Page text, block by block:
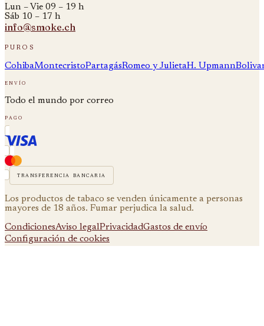
Lun – Vie 09 – 19 h
Sáb 10 – 17 h
info@smoke.ch
puros
CohibaMontecristoPartagásRomeo y JulietaH. Upmann
envío
Todo el mundo por correo
pago
transferencia bancaria
Los productos de tabaco se venden únicamente a personas
mayores de 18 años. Fumar perjudica la salud.
CondicionesAviso legalPrivacidadGastos de envío
Configuración de cookies